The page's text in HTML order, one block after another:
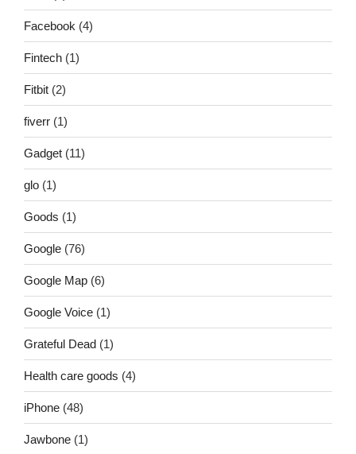
Facebook (4)
Fintech (1)
Fitbit (2)
fiverr (1)
Gadget (11)
glo (1)
Goods (1)
Google (76)
Google Map (6)
Google Voice (1)
Grateful Dead (1)
Health care goods (4)
iPhone (48)
Jawbone (1)